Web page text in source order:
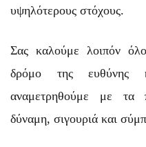
υψηλότερους στόχους.
Σας καλούμε λοιπόν
δρόμο της ευθύνης
αναμετρηθούμε με τα
δύναμη, σιγουριά και